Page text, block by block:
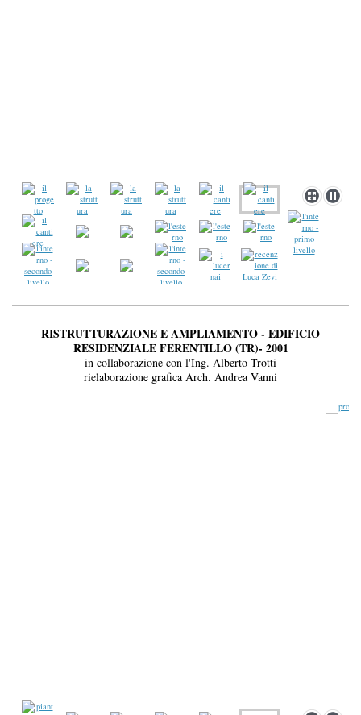
RISTRUTTURAZIONE E AMPLIAMENTO - EDIFICIO
RESIDENZIALE FERENTILLO (TR)- 2001
in collaborazione con l'Ing. Alberto Trotti
rielaborazione grafica Arch. Andrea Vanni